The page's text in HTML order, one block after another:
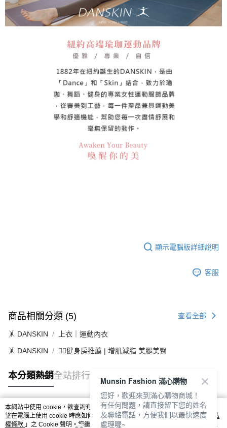
顯示電腦版詳細說明
客服
商品相關分類 (5) 查看全部
🤸 DANSKIN 上衣｜運動內衣
🤸 DANSKIN 🏋️‍♀️健身房推薦 | 增肌減脂 美腿美臀
本分類熱銷全站排行
熱門標籤
本網站中使用 cookie，欲查詢有關本網站使用 cookie 方式之詳情，及若您不希
望在電腦上使用 cookie 時應如何變更電腦的 cookie 設定，請參閱本網站「
隱私
權條款 」之 Cookie 聲明。您繼續使用本網站即表示您同意本公司得按本網站使
Munsin Fashion 滿心購物
您好，歡迎來到滿心購物商城！
有任何問題，請直接留下您的姓名
及聯絡電話，方便我們以最快速度
處理喔~